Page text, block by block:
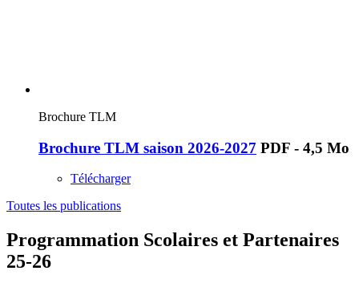
Brochure TLM
Brochure TLM saison 2026-2027 PDF - 4,5 Mo
Télécharger
Toutes les publications
Programmation Scolaires et Partenaires
25-26